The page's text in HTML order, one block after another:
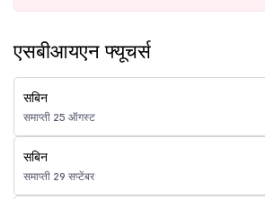
एसबीआयएन फ्यूचर्स
सबिन
समाप्ती 25 ऑगस्ट
सबिन
समाप्ती 29 सप्टेंबर